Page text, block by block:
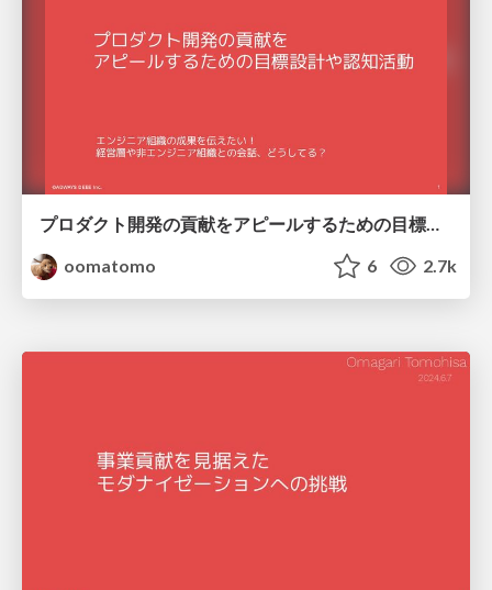
プロダクト開発の貢献をアピールするための目標設計や認知活動 / Goal design and recognition activities to promote product development contributions.
oomatomo
6 2.7k